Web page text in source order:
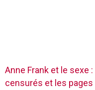
Anne Frank et le sexe
censurés et les